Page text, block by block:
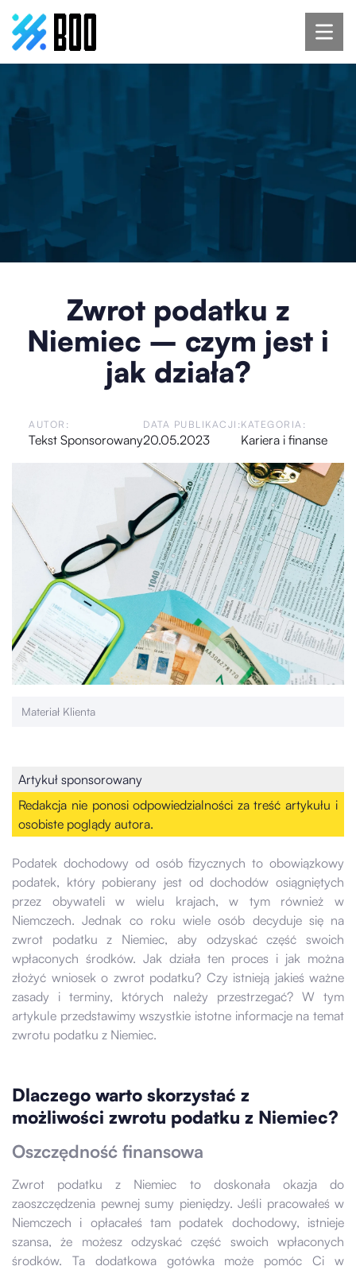
Zwrot podatku z
Niemiec – czym jest i
jak działa?
AUTOR:
Tekst Sponsorowany
DATA PUBLIKACJI:
20.05.2023
KATEGORIA:
Kariera i finanse
Materiał Klienta
Artykuł sponsorowany
Redakcja nie ponosi odpowiedzialności za treść artykułu i
osobiste poglądy autora.
Podatek dochodowy od osób fizycznych to obowiązkowy
podatek, który pobierany jest od dochodów osiągniętych
przez obywateli w wielu krajach, w tym również w
Niemczech. Jednak co roku wiele osób decyduje się na
zwrot podatku z Niemiec, aby odzyskać część swoich
wpłaconych środków. Jak działa ten proces i jak można
złożyć wniosek o zwrot podatku? Czy istnieją jakieś ważne
zasady i terminy, których należy przestrzegać? W tym
artykule przedstawimy wszystkie istotne informacje na temat
zwrotu podatku z Niemiec.
Dlaczego warto skorzystać z
możliwości zwrotu podatku z Niemiec?
Oszczędność finansowa
Zwrot podatku z Niemiec to doskonała okazja do
zaoszczędzenia pewnej sumy pieniędzy. Jeśli pracowałeś w
Niemczech i opłacałeś tam podatek dochodowy, istnieje
szansa, że możesz odzyskać część swoich wpłaconych
środków. Ta dodatkowa gotówka może pomóc Ci w